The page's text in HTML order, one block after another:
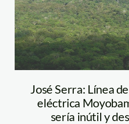
José Serra: Línea
eléctrica
sería inútil y